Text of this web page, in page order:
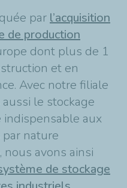
par l’acquisition
de production
dont plus de 1
et en
Avec notre filiale
le stockage
indispensable aux
nature
avons ainsi
de stockage